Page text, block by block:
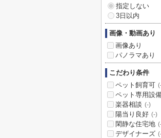
指定しない
3日以内
画像・動画あり
画像あり
パノラマあり
こだわり条件
ペット飼育可
ペット専用設
楽器相談 (-)
陽当り良好 (-)
閑静な住宅地
デザイナーズ